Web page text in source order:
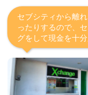
セブシティから離
ったりするので、
グをして現金を十